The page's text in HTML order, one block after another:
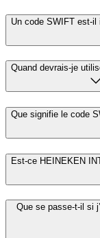
Un code SWIFT est-il
Quand devrais-je
Que signifie le code
Est-ce HEINEKEN
Que se passe-t-il si